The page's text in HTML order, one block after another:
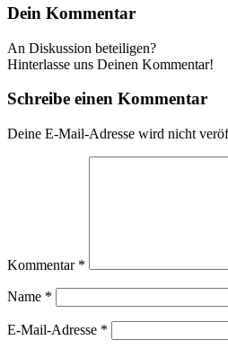
Dein Kommentar
An Diskussion beteiligen?
Hinterlasse uns Deinen Kommentar!
Schreibe einen Kommentar
Deine E-Mail-Adresse wird nicht
Kommentar *
Name *
E-Mail-Adresse *